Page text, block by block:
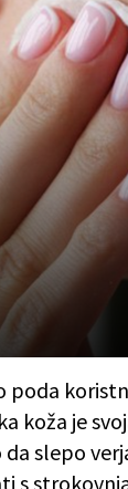
poda
koža je
da slepo
s